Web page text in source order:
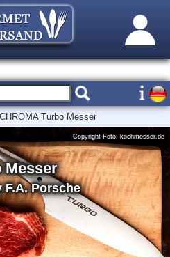
CHROMA Turbo Messer
Messer
F.A. Porsche
Copyright Foto: kochmesser.de